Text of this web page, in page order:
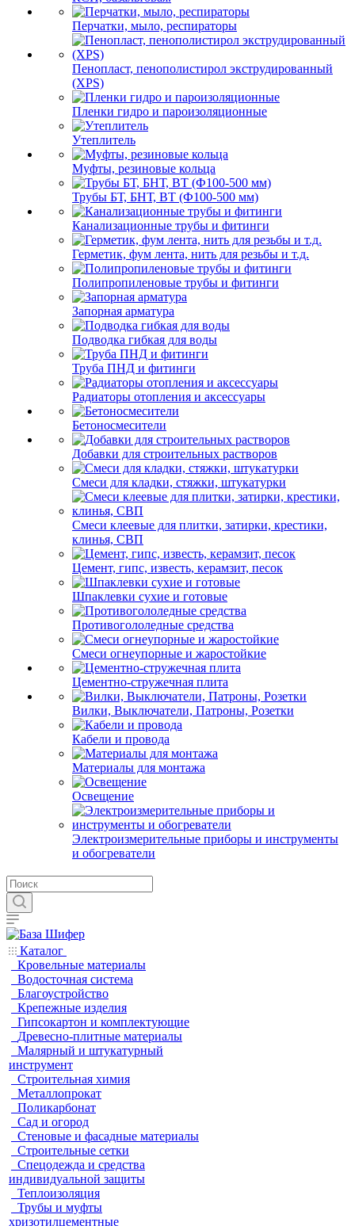
Перчатки, мыло, респираторы
Пенопласт, пенополистирол экструдированный
(XPS)
Пленки гидро и пароизоляционные
Утеплитель
Муфты, резиновые кольца
Трубы БТ, БНТ, ВТ (Ф100-500 мм)
Канализационные трубы и фитинги
Герметик, фум лента, нить для резьбы и т.д.
Полипропиленовые трубы и фитинги
Запорная арматура
Подводка гибкая для воды
Труба ПНД и фитинги
Радиаторы отопления и аксессуары
Бетоносмесители
Добавки для строительных растворов
Смеси для кладки, стяжки, штукатурки
Смеси клеевые для плитки, затирки, крестики,
клинья, СВП
Цемент, гипс, известь, керамзит, песок
Шпаклевки сухие и готовые
Противогололедные средства
Смеси огнеупорные и жаростойкие
Цементно-стружечная плита
Вилки, Выключатели, Патроны, Розетки
Кабели и провода
Материалы для монтажа
Освещение
Электроизмерительные приборы и инструменты
и обогреватели
Каталог
Кровельные материалы
Водосточная система
Благоустройство
Крепежные изделия
Гипсокартон и комплектующие
Древесно-плитные материалы
Малярный и штукатурный
инструмент
Строительная химия
Металлопрокат
Поликарбонат
Сад и огород
Стеновые и фасадные материалы
Строительные сетки
Спецодежда и средства
индивидуальной защиты
Теплоизоляция
Трубы и муфты
хризотилцементные